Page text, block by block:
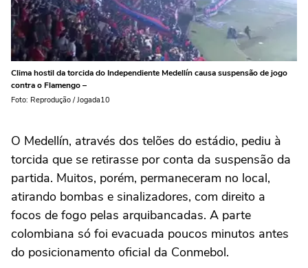
Clima hostil da torcida do Independiente Medellín causa suspensão de jogo
contra o Flamengo –
Foto: Reprodução / Jogada10
O Medellín, através dos telões do estádio, pediu à
torcida que se retirasse por conta da suspensão da
partida. Muitos, porém, permaneceram no local,
atirando bombas e sinalizadores, com direito a
focos de fogo pelas arquibancadas. A parte
colombiana só foi evacuada poucos minutos antes
do posicionamento oficial da Conmebol.